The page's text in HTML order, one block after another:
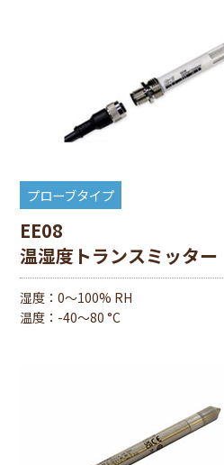
プローブタイプ
EE08
温湿度トランスミッター
湿度：0〜100% RH
温度：-40〜80 °C